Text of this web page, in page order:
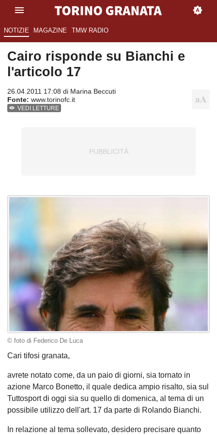
NOTIZIE MAGAZINE TMW RADIO
Cairo risponde su Bianchi e
l'articolo 17
26.04.2011 17:08 di Marina Beccuti
Fonte: www.torinofc.it
VEDI LETTURE
© foto di Federico De Luca
Cari tifosi granata,
avrete notato come, da un paio di giorni, sia tornato in
azione Marco Bonetto, il quale dedica ampio risalto, sia sul
Tuttosport di oggi sia su quello di domenica, al tema di un
possibile utilizzo dell'art. 17 da parte di Rolando Bianchi.
In relazione al tema sollevato, desidero precisare quanto